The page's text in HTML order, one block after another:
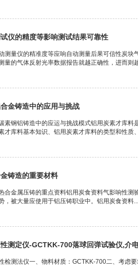
仪的精度等影响测试结果可靠性
测量仪的精准度等应响自动测量后果可信性炭
量的气体反射光率数据报告就越正确性，进而则
金铸造中的应用与挑战
素钢铝铸造中的应运与挑战模式铝用炭素才库
才库料基本知识、铝用炭素才库料的类型和性质
铸造的重要材料
合金属压铸的重点资料铝用炭食资料气影响性
，被大量应使用于铝压铸职业中。铝用炭食资料...
测定仪-GCTKK-700落球回弹试验仪,介
检测法仪一、物料材质：GCTKK-700二、考